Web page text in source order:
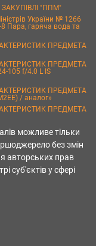
"ППМ"
України № 1266
Пара, гаряча вода та
ПРЕДМЕТА
ПРЕДМЕТА
105 f/4.0 L IS
ПРЕДМЕТА
/ аналог»
ПРЕДМЕТА
можливе тільки
без змін
авторських прав
суб'єктів у сфері